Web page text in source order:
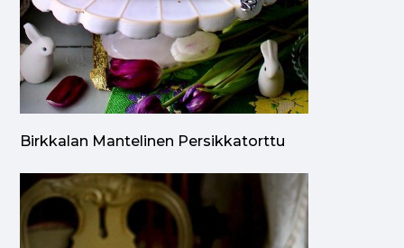
Birkkalan Mantelinen Persikkatorttu